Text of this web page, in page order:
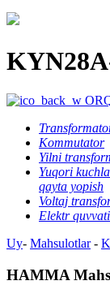
Kommutator
Yilni
Yuqori
qayta yopish
Voltaj
Elektr
Uy- Mahsulotlar-
HAMMA